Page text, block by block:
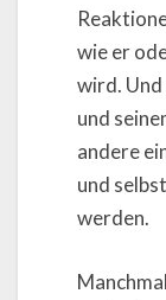
wie er
wird. Und
und
andere
und
werden.